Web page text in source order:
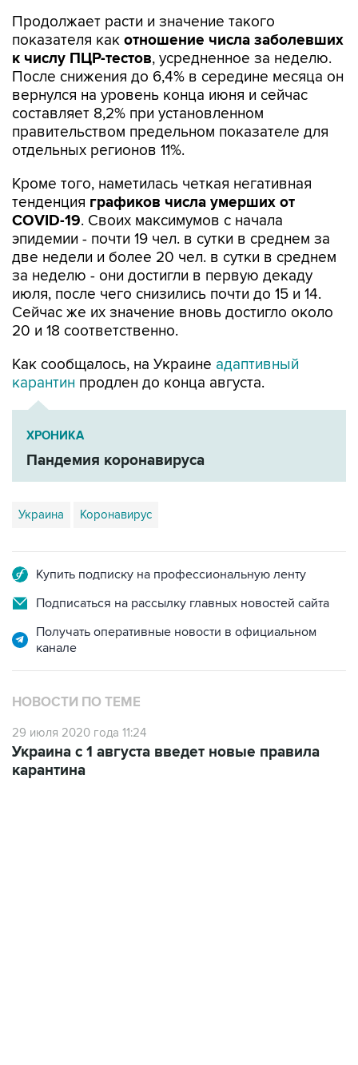
Продолжает расти и значение такого
показателя как отношение числа заболевших
к числу ПЦР-тестов, усредненное за неделю.
После снижения до 6,4% в середине месяца он
вернулся на уровень конца июня и сейчас
составляет 8,2% при установленном
правительством предельном показателе для
отдельных регионов 11%.
Кроме того, наметилась четкая негативная
тенденция графиков числа умерших от
COVID-19. Своих максимумов с начала
эпидемии - почти 19 чел. в сутки в среднем за
две недели и более 20 чел. в сутки в среднем
за неделю - они достигли в первую декаду
июля, после чего снизились почти до 15 и 14.
Сейчас же их значение вновь достигло около
20 и 18 соответственно.
Как сообщалось, на Украине адаптивный
карантин продлен до конца августа.
ХРОНИКА
Пандемия коронавируса
Украина Коронавирус
Купить подписку на профессиональную ленту
Подписаться на рассылку главных новостей сайта
Получать оперативные новости в официальном
канале
НОВОСТИ ПО ТЕМЕ
29 июля 2020 года 11:24
Украина с 1 августа введет новые правила
карантина